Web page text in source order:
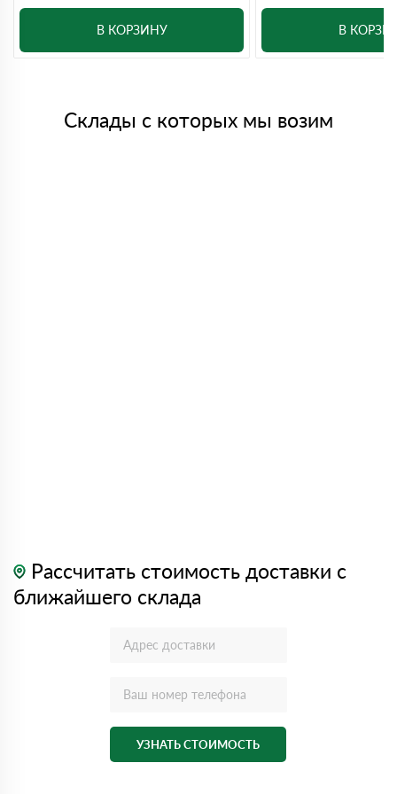
В КОРЗИНУ В
Склады с которых мы возим
Рассчитать стоимость доставки с
ближайшего склада
УЗНАТЬ СТОИМОСТЬ